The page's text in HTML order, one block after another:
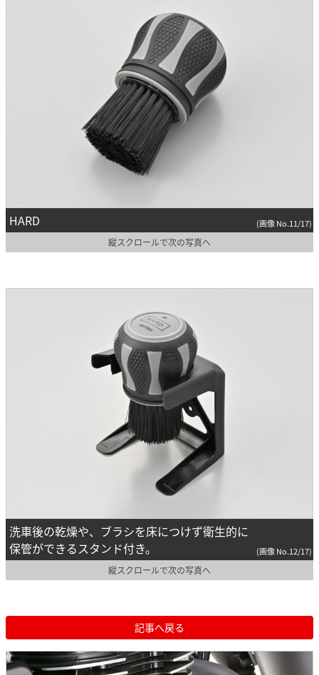
HARD (画像 No.11/17)
縦スクロールで次の写真へ
洗車後の乾燥や、ブラシを床につけず衛生的に
保管ができるスタンド付き。
(画像 No.12/17)
縦スクロールで次の写真へ
記事へ戻る